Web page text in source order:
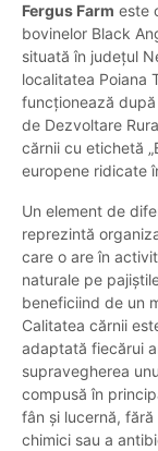
Fergus Farm este
bovinelor Black
situată în județul
localitatea Poiana
funcționează
de Dezvoltare
cărnii cu etichetă
europene ridicate
Un element de
reprezintă
care o are în
naturale pe
beneficiind de un
Calitatea cărnii
adaptată fiecărui
supravegherea
compusă în
fân și lucernă,
chimici sau a